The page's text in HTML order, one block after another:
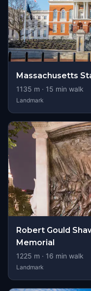
Massachusetts
1135 m · 15 min walk
Landmark
Robert Gould
Memorial
1225 m · 16 min walk
Landmark